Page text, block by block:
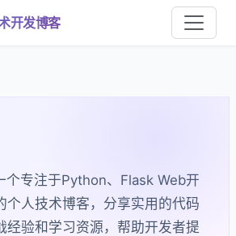
开发博客
个专注于Python、Flask Web开
个人技术博客，分享实用的代码
经验和学习资源，帮助开发者提